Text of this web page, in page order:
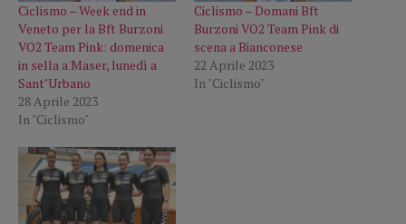
Ciclismo – Week end in
Veneto per la Bft Burzoni
VO2 Team Pink: domenica
in sella a Maser, lunedì a
Sant’Urbano
28 Aprile 2023
In "Ciclismo"
Ciclismo – Domani Bft
Burzoni VO2 Team Pink di
scena a Bianconese
22 Aprile 2023
In "Ciclismo"